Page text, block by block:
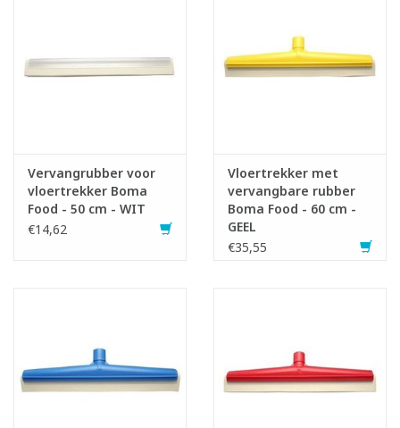
Infofiche
Vervangrubber voor
vloertrekker Boma
Food - 50 cm - WIT
€14,62
Vloertrekker met
vervangbare rubber
Boma Food - 60 cm -
GEEL
€35,55